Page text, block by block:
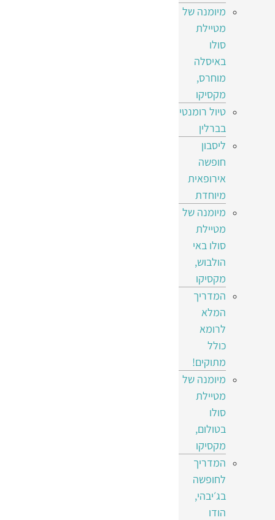
מיומנה של
מטיילת
סולו
באיסלה
מוחרס,
מקסיקו
טיול רומנטי
בברלין
ליסבון
חופשה
אירופאית
מיוחדת
מיומנה של
מטיילת
סולו באי
הולבוש,
מקסיקו
המדריך
המלא
לרומא
כולל
מתוקים!
מיומנה של
מטיילת
סולו
בטולום,
מקסיקו
המדריך
לחופשה
בג׳יבהי,
הודו